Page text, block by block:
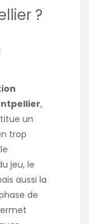
?
,
un
trop
jeu, le
aussi la
de